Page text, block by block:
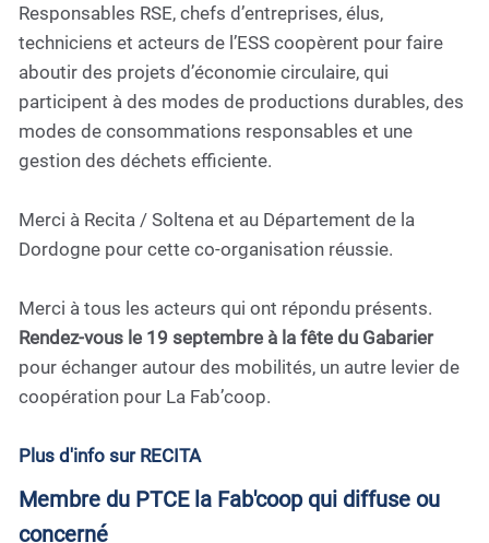
Responsables RSE, chefs d’entreprises, élus,
techniciens et acteurs de l’ESS coopèrent pour faire
aboutir des projets d’économie circulaire, qui
participent à des modes de productions durables, des
modes de consommations responsables et une
gestion des déchets efficiente.
Merci à Recita / Soltena et au Département de la
Dordogne pour cette co-organisation réussie.
Merci à tous les acteurs qui ont répondu présents.
Rendez-vous le 19 septembre à la fête du Gabarier
pour échanger autour des mobilités, un autre levier de
coopération pour La Fab’coop.
Plus d'info sur RECITA
Membre du PTCE la Fab'coop qui diffuse ou
concerné